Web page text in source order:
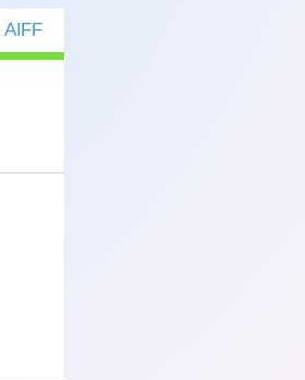
AIFF